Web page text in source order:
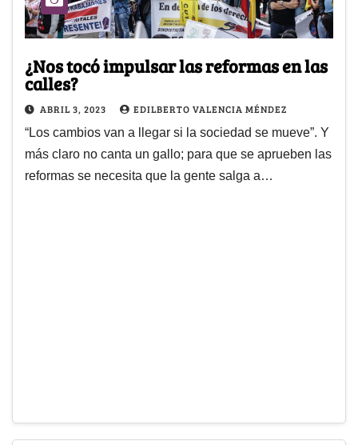
¿Nos tocó impulsar las reformas en las
calles?
ABRIL 3, 2023 EDILBERTO VALENCIA MÉNDEZ
“Los cambios van a llegar si la sociedad se mueve”. Y
más claro no canta un gallo; para que se aprueben las
reformas se necesita que la gente salga a…